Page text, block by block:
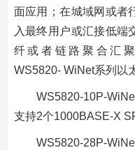
面应用；在城域网或者
入最终用户或汇接低端
纤或者链路聚合汇
WS5820- WiNet系列以
WS5820-10P-
支持2个1000BASE-X
WS5820-28P-